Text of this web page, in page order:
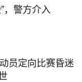
，警方介入
员定向比赛昏迷